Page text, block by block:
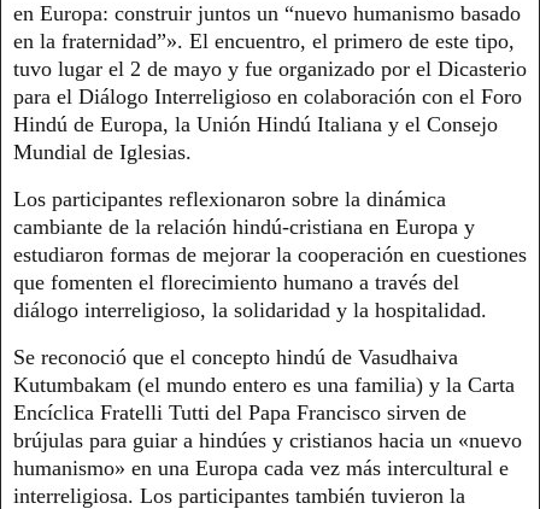
en Europa: construir juntos un “nuevo humanismo basado
en la fraternidad”». El encuentro, el primero de este tipo,
tuvo lugar el 2 de mayo y fue organizado por el Dicasterio
para el Diálogo Interreligioso en colaboración con el Foro
Hindú de Europa, la Unión Hindú Italiana y el Consejo
Mundial de Iglesias.
Los participantes reflexionaron sobre la dinámica
cambiante de la relación hindú-cristiana en Europa y
estudiaron formas de mejorar la cooperación en cuestiones
que fomenten el florecimiento humano a través del
diálogo interreligioso, la solidaridad y la hospitalidad.
Se reconoció que el concepto hindú de Vasudhaiva
Kutumbakam (el mundo entero es una familia) y la Carta
Encíclica Fratelli Tutti del Papa Francisco sirven de
brújulas para guiar a hindúes y cristianos hacia un «nuevo
humanismo» en una Europa cada vez más intercultural e
interreligiosa. Los participantes también tuvieron la